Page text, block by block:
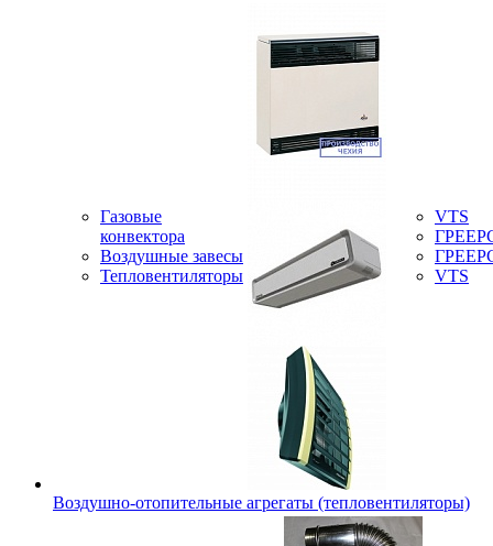
Газовые
конвектора
Воздушные завесы
Тепловентиляторы
VTS
VTS
Воздушно-отопительные агрегаты (тепловентиляторы)